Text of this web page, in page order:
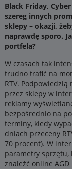
Black Friday,
szereg innych
sklepy – okazji,
naprawdę sporo.
portfela?
W czasach tak
trudno trafić na
RTV.
przez sklepy w
reklamy
bezpośrednio na
terminy, kiedy
dniach przeceny
70 procent). W
parametry sprzętu,
znaleźć online